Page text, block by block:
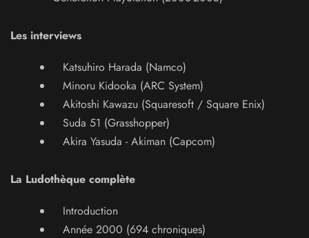
Les interviews
Katsuhiro Harada (Namco)
Minoru Kidooka (ARC System)
Akitoshi Kawazu (Squaresoft / Square Enix)
Suda 51 (Grasshopper)
Akira Yasuda - Akiman (Capcom)
La Ludothèque complète
Introduction
Année 2000 (694 chroniques)